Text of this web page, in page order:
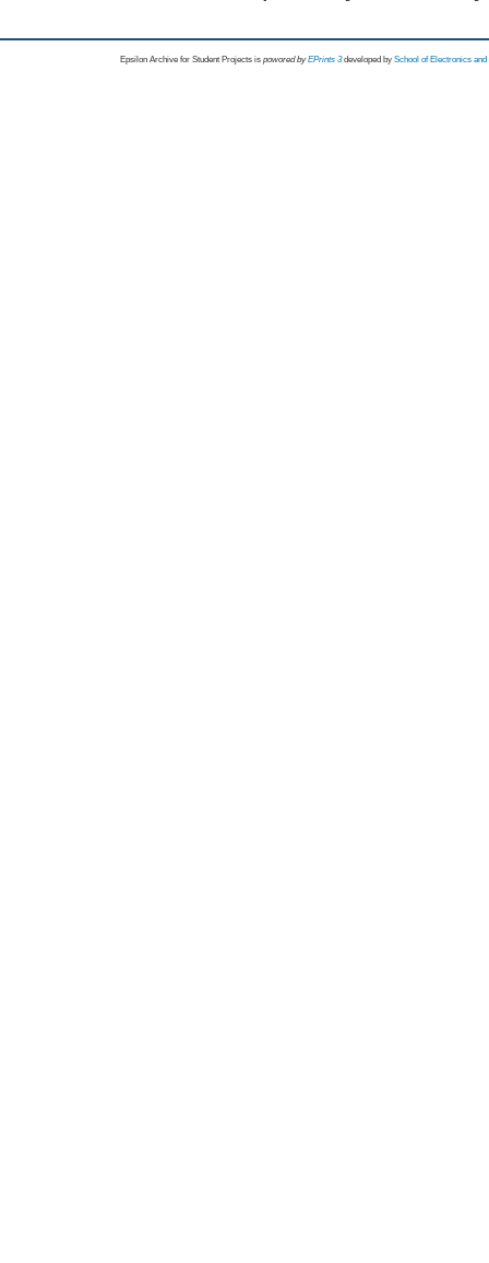
Epsilon Archive for Student Projects is powored byEPrints 3 developed by School of Electronics